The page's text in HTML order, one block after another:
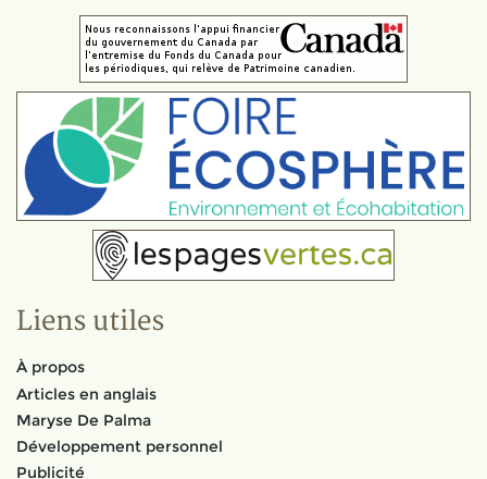
Liens utiles
À propos
Articles en anglais
Maryse De Palma
Développement personnel
Publicité